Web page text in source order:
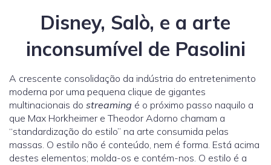
Disney, Salò, e a arte
inconsumível de Pasolini
A crescente consolidação da indústria do entretenimento
moderna por uma pequena clique de gigantes
multinacionais do streaming é o próximo passo naquilo a
que Max Horkheimer e Theodor Adorno chamam a
“standardização do estilo” na arte consumida pelas
massas. O estilo não é conteúdo, nem é forma. Está acima
destes elementos; molda-os e contém-nos. O estilo é a